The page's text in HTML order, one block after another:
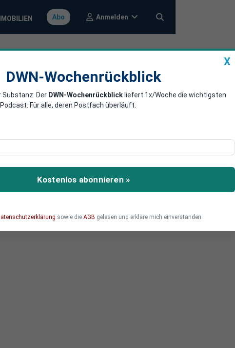
Abo Anmelden
von sechs
droht,
keinen finanziellen
X
DWN-Wochenrückblick
Substanz: Der DWN-Wochenrückblick liefert 1x/Woche die wichtigsten
Für alle, deren Postfach überläuft.
Kostenlos abonnieren »
sowie die AGB gelesen und erkläre mich einverstanden.